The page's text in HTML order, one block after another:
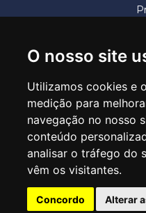
O nosso site
Utilizamos cookies e
medição para
navegação no nosso
conteúdo
analisar o tráfego do
vêm os visitantes.
Concordo Alterar
Rua Claudino Barbosa, 313 -
Central de